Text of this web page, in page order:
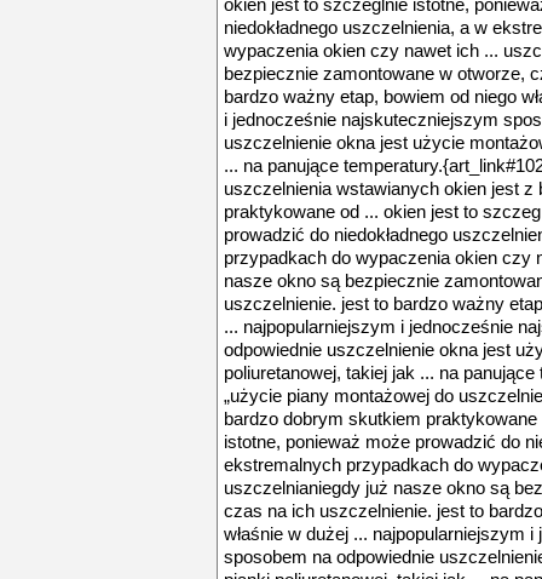
okien jest to szczeglnie istotne,
niedokładnego uszczelnienia, a w
wypaczenia okien czy nawet ich ...
bezpiecznie zamontowane w otworze,
bardzo ważny etap, bowiem od niego
i jednocześnie najskuteczniejszym
uszczelnienie okna jest użycie
... na panujące
uszczelnienia wstawianych okien jest
praktykowane od ... okien jest to
prowadzić do niedokładnego
przypadkach do wypaczenia okien czy
nasze okno są bezpiecznie
uszczelnienie. jest to bardzo ważny
... najpopularniejszym i jednocześnie
odpowiednie uszczelnienie okna jest
poliuretanowej, takiej jak ... na
„użycie piany montażowej do
bardzo dobrym skutkiem
istotne, ponieważ może prowadzić do
ekstremalnych przypadkach do
uszczelnianiegdy już nasze okno są
czas na ich uszczelnienie. jest to
właśnie w dużej ... najpopularniejszym
sposobem na odpowiednie